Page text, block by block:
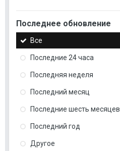
Последнее обновление
Все
Последние 24 часа
Последняя неделя
Последний месяц
Последние шесть месяцев
Последний год
Другое